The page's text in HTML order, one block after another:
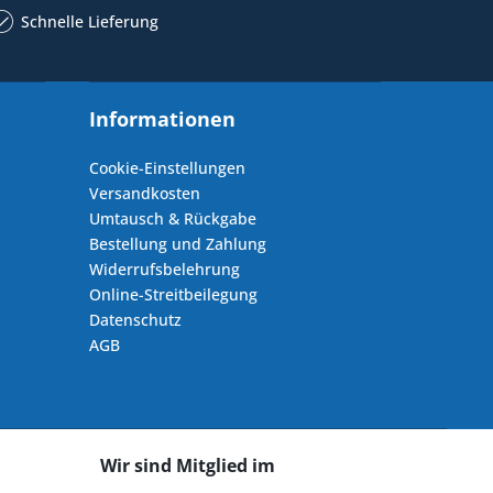
Schnelle Lieferung
Informationen
Cookie-Einstellungen
Versandkosten
Umtausch & Rückgabe
Bestellung und Zahlung
Widerrufsbelehrung
Online-Streitbeilegung
Datenschutz
AGB
Wir sind Mitglied im